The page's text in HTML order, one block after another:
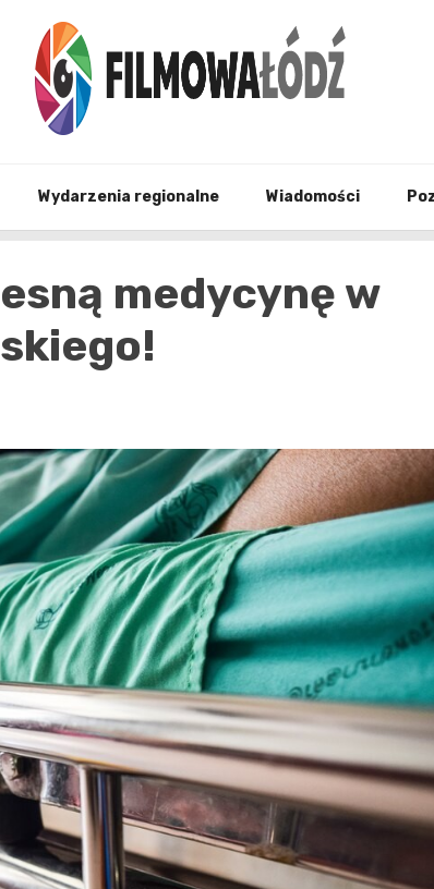
Wydarzenia regionalne Wiadomości
medycynę w